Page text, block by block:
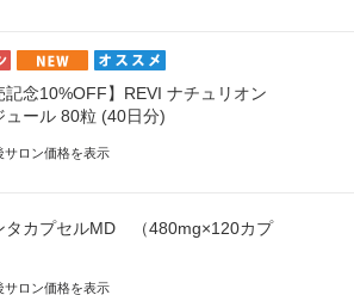
記念10%OFF】REVI ナチュリオン
ュール 80粒 (40日分)
サロン価格を表示
タカプセルMD （480mg×120カプ
サロン価格を表示